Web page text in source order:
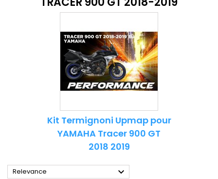
Kit Termignoni Upmap pour
YAMAHA Tracer 900 GT
2018 2019
Relevance 